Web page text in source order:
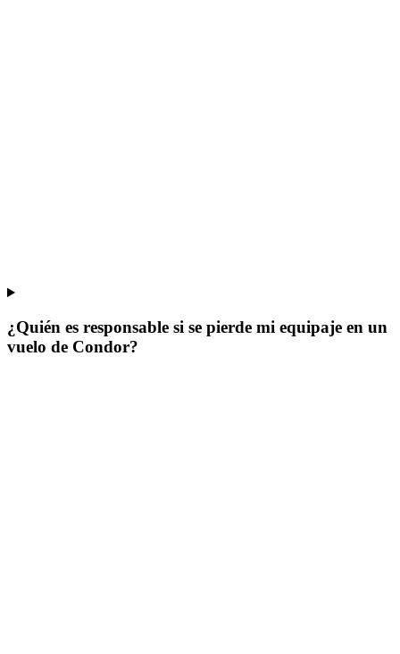
¿Quién es responsable si se pierde mi equipaje en un
vuelo de Condor?